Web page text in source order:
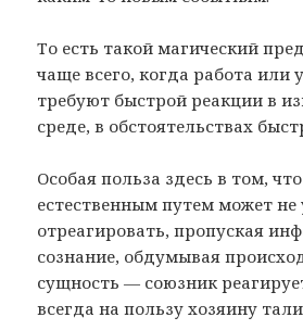
То есть такой магический
чаще всего, когда работа или
требуют быстрой реакции в
среде, в обстоятельствах
Особая польза здесь в том,
естественным путем может не
отреагировать, пропуская
сознание, обдумывая
сущность — союзник
всегда на пользу хозяину